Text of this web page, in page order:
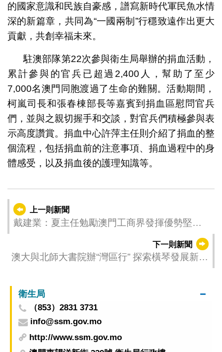
的國家意識和民族自豪感，譜寫新時代軍民魚水情
深的新篇章，共同為“一國兩制”行穩致遠作出更大
貢獻，共創幸福未來。
駐澳部隊第22次參與衛生局舉辦的捐血活動，
累計參與的官兵已超過2,400人，幫助了至少
7,000名澳門同胞渡過了生命的難關。活動期間，
柯嵐司長和張春棟部長等嘉賓到捐血區慰問官兵
們，並與之親切握手和交談，對官兵們積極參與表
示高度讚賞。捐血中心許萍主任則介紹了捐血的整
個流程，包括捐血前的注意事項、捐血過程中的身
體感受，以及捐血後的護理知識等。
上一則新聞
戴建業：夏主任勉勵澳門工商界發揮優勢堅定
下一則新聞
澳大與北師大書院辦“灣區行” 探索橫琴發展新機
衛生局
（853）2831 3731
info@ssm.gov.mo
http://www.ssm.gov.mo